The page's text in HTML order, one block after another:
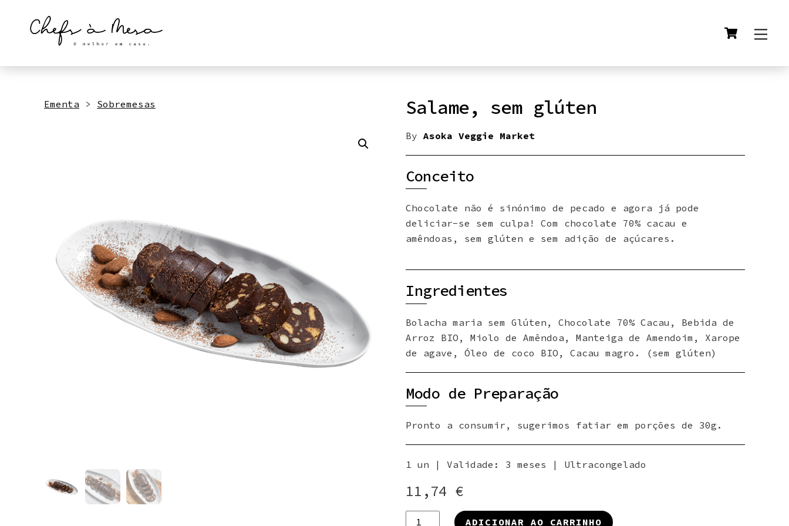
content
Cart
Ementa > Sobremesas Salame, sem glúten
ByAsoka Veggie Market
Conceito
Chocolate não é sinónimo de pecado e agora já pode
deliciar-se sem culpa! Com chocolate 70% cacau e
amêndoas, sem glúten e sem adição de açúcares.
Ingredientes
Bolacha maria sem Glúten, Chocolate 70% Cacau, Bebida de
Arroz BIO, Miolo de Amêndoa, Manteiga de Amendoim, Xarope
de agave, Óleo de coco BIO, Cacau magro. (sem glúten)
Modo de Preparação
Pronto a consumir, sugerimos fatiar em porções de 30g.
1 un | Validade: 3 meses | Ultracongelado
11,74 €
Quantidade ADICIONAR AO CARRINHO